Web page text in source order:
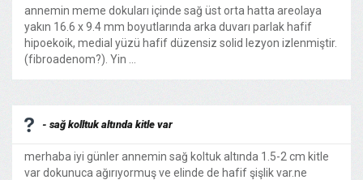
annemin meme dokuları içinde sağ üst orta hatta areolaya
yakın 16.6 x 9.4 mm boyutlarında arka duvarı parlak hafif
hipoekoik, medial yüzü hafif düzensiz solid lezyon izlenmiştir.
(fibroadenom?). Yin ...
- sağ kolltuk altında kitle var
merhaba iyi günler annemin sağ koltuk altında 1.5-2 cm kitle
var dokunuca ağırıyormuş ve elinde de hafif şişlik var.ne